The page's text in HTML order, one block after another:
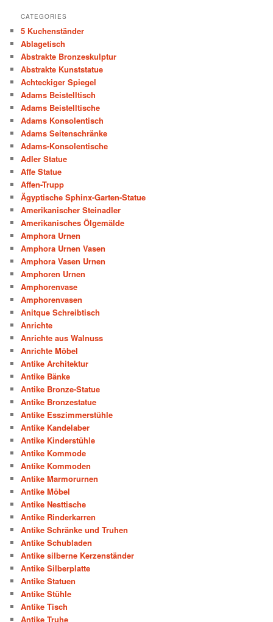
CATEGORIES
5 Kuchenständer
Ablagetisch
Abstrakte Bronzeskulptur
Abstrakte Kunststatue
Achteckiger Spiegel
Adams Beistelltisch
Adams Beistelltische
Adams Konsolentisch
Adams Seitenschränke
Adams-Konsolentische
Adler Statue
Affe Statue
Affen-Trupp
Ägyptische Sphinx-Garten-Statue
Amerikanischer Steinadler
Amerikanisches Ölgemälde
Amphora Urnen
Amphora Urnen Vasen
Amphora Vasen Urnen
Amphoren Urnen
Amphorenvase
Amphorenvasen
Anitque Schreibtisch
Anrichte
Anrichte aus Walnuss
Anrichte Möbel
Antike Architektur
Antike Bänke
Antike Bronze-Statue
Antike Bronzestatue
Antike Esszimmerstühle
Antike Kandelaber
Antike Kinderstühle
Antike Kommode
Antike Kommoden
Antike Marmorurnen
Antike Möbel
Antike Nesttische
Antike Rinderkarren
Antike Schränke und Truhen
Antike Schubladen
Antike silberne Kerzenständer
Antike Silberplatte
Antike Statuen
Antike Stühle
Antike Tisch
Antike Truhe